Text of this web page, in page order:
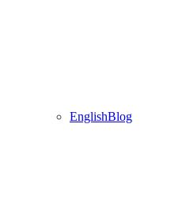
EnglishBlog